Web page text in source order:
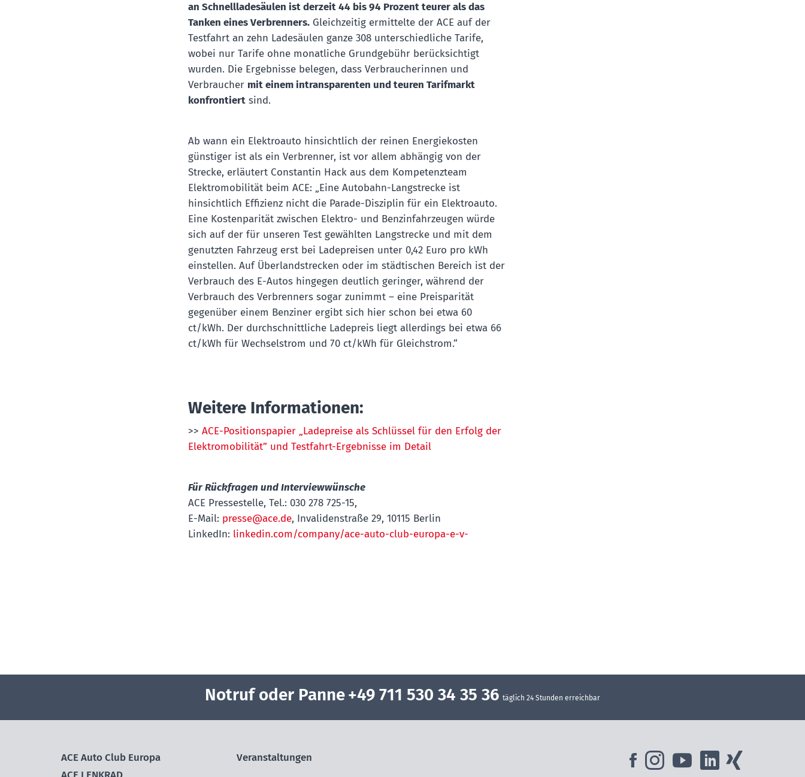
an Schnellladesäulen ist derzeit 44 bis 94 Prozent teurer als das
Tanken eines Verbrenners.Gleichzeitig ermittelte der ACE auf der
Testfahrt an zehn Ladesäulen ganze 308 unterschiedliche Tarife,
wobei nur Tarife ohne monatliche Grundgebühr berücksichtigt
wurden. Die Ergebnisse belegen, dass Verbraucherinnen und
Verbraucher mit einem intransparenten und teuren Tarifmarkt
konfrontiertsind.
Ab wann ein Elektroauto hinsichtlich der reinen Energiekosten
günstiger ist als ein Verbrenner, ist vor allem abhängig von der
Strecke, erläutert Constantin Hack aus dem Kompetenzteam
Elektromobilität beim ACE: „Eine Autobahn-Langstrecke ist
hinsichtlich Effizienz nicht die Parade-Disziplin für ein Elektroauto.
Eine Kostenparität zwischen Elektro- und Benzinfahrzeugen würde
sich auf der für unseren Test gewählten Langstrecke und mit dem
genutzten Fahrzeug erst bei Ladepreisen unter 0,42 Euro pro kWh
einstellen. Auf Überlandstrecken oder im städtischen Bereich ist der
Verbrauch des E-Autos hingegen deutlich geringer, während der
Verbrauch des Verbrenners sogar zunimmt – eine Preisparität
gegenüber einem Benziner ergibt sich hier schon bei etwa 60
ct/kWh. Der durchschnittliche Ladepreis liegt allerdings bei etwa 66
ct/kWh für Wechselstrom und 70 ct/kWh für Gleichstrom.“
Weitere Informationen:
>> ACE-Positionspapier „Ladepreise als Schlüssel für den Erfolg der
Elektromobilität” und Testfahrt-Ergebnisse im Detail
Für Rückfragen und Interviewwünsche
ACE Pressestelle, Tel.: 030 278 725-15,
E-Mail: presse@ace.de, Invalidenstraße 29, 10115 Berlin
LinkedIn: linkedin.com/company/ace-auto-club-europa-e-v-
Notruf oder Panne+49 711 530 34 35 36 täglich 24 Stunden erreichbar
ACE Auto Club Europa
Veranstaltungen